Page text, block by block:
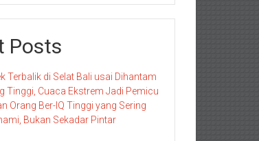
Posts
Terbalik di Selat Bali usai Dihantam
Tinggi, Cuaca Ekstrem Jadi Pemicu
Orang Ber-IQ Tinggi yang Sering
Bukan Sekadar Pintar